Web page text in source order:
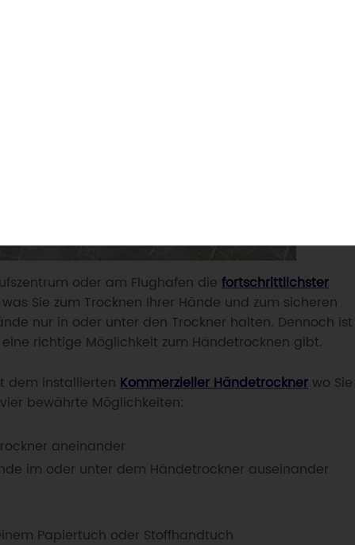
oder am Flughafen die fortschrittlichster
Sie zum Trocknen Ihrer Hände und zum sicheren
nur in oder unter den Trockner halten. Dennoch ist
richtige Möglichkeit zum Händetrocknen gibt.
dem installierten Kommerzieller Händetrockner wo Sie
bewährte Möglichkeiten:
aneinander
im oder unter dem Händetrockner auseinander
Papiertuch oder Stoffhandtuch